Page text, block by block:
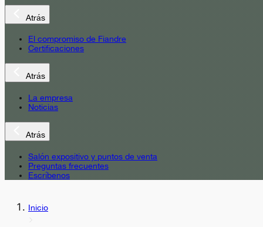
Atrás
El compromiso de Fiandre
Certificaciones
Atrás
La empresa
Noticias
Atrás
Salón expositivo y puntos de venta
Preguntas frecuentes
Escríbenos
Inicio